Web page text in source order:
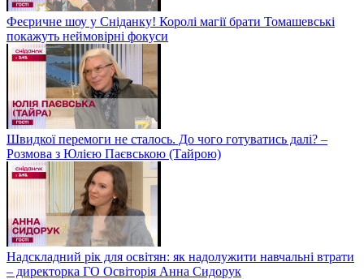
Феєричне шоу у Сніданку! Королі магії брати Томашевські
покажуть неймовірні фокуси
Швидкої перемоги не сталось. До чого готуватись далі? –
Розмова з Юлією Паєвською (Тайрою)
Надскладний рік для освітян: як надолужити навчальні втрати
– директорка ГО Освіторія Анна Сидорук